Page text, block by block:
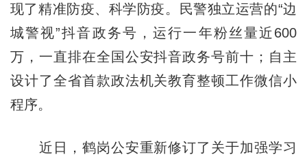
现了精准防疫、科学防疫。民警独立运营的“边
城警视”抖音政务号，运行一年粉丝量近600
万，一直排在全国公安抖音政务号前十；自主
设计了全省首款政法机关教育整顿工作微信小
程序。
近日，鹤岗公安重新修订了关于加强学习